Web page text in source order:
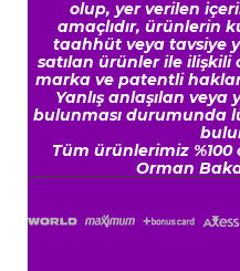
olup, yer verilen
amaçlıdır, ürünlerin
taahhüt veya tavsiye
satılan ürünler ile
marka ve patentli
Yanlış anlaşılan veya
bulunması durumunda
Tüm ürünlerimiz %100
Orman